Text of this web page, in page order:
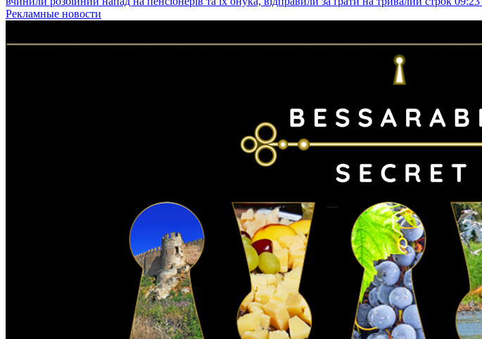
Рекламные новости